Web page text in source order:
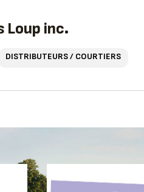
Loup inc.
DISTRIBUTEURS / COURTIERS